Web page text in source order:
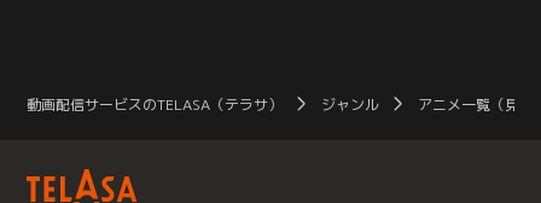
動画配信サービスのTELASA（テラサ） ジャンル アニメ一覧（見放